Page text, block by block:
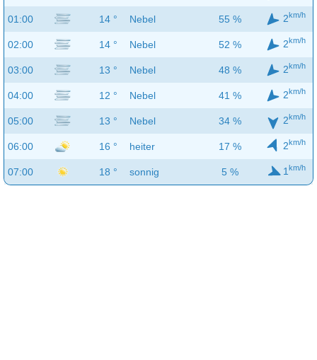
01:00 14 ° Nebel 55 % 2km/h
02:00 14 ° Nebel 52 % 2km/h
03:00 13 ° Nebel 48 % 2km/h
04:00 12 ° Nebel 41 % 2km/h
05:00 13 ° Nebel 34 % 2km/h
06:00 16 ° heiter 17 % 2km/h
07:00 18 ° sonnig 5 % 1 km/h